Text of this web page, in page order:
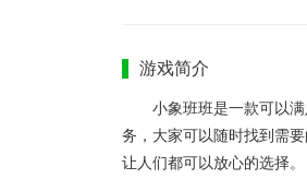
游戏简介
小象班班是一款可以
务，大家可以随时找到需
让人们都可以放心的选择。